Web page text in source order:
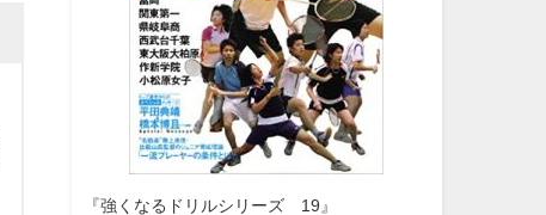
『強くなるドリルシリーズ 19』